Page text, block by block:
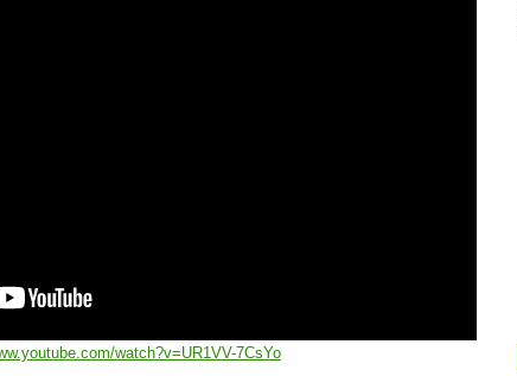
watch?v=UR1VV-7CsYo